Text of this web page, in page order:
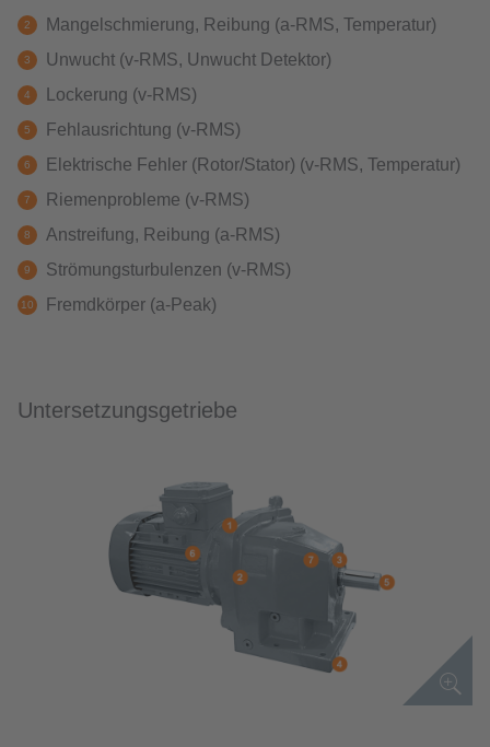
Mangelschmierung, Reibung (a-RMS, Temperatur)
Unwucht (v-RMS, Unwucht Detektor)
Lockerung (v-RMS)
Fehlausrichtung (v-RMS)
Elektrische Fehler (Rotor/Stator) (v-RMS, Temperatur)
Riemenprobleme (v-RMS)
Anstreifung, Reibung (a-RMS)
Strömungsturbulenzen (v-RMS)
Fremdkörper (a-Peak)
Untersetzungsgetriebe